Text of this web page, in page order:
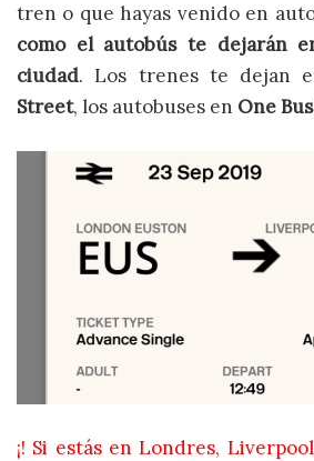
tren o que hayas venido en
como el autobús te dejarán
ciudad. Los trenes te dejan
Street, los autobuses en One
¡! Si estás en Londres,